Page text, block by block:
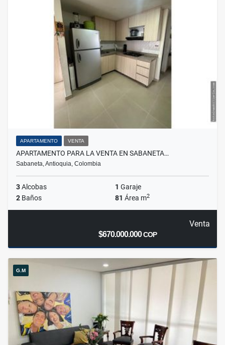
APARTAMENTO VENTA
APARTAMENTO PARA LA VENTA EN SABANETA…
Sabaneta, Antioquia, Colombia
3Alcobas 1 Garaje
2 Baños 81 Área m2
Venta
$670.000.000COP
G.M